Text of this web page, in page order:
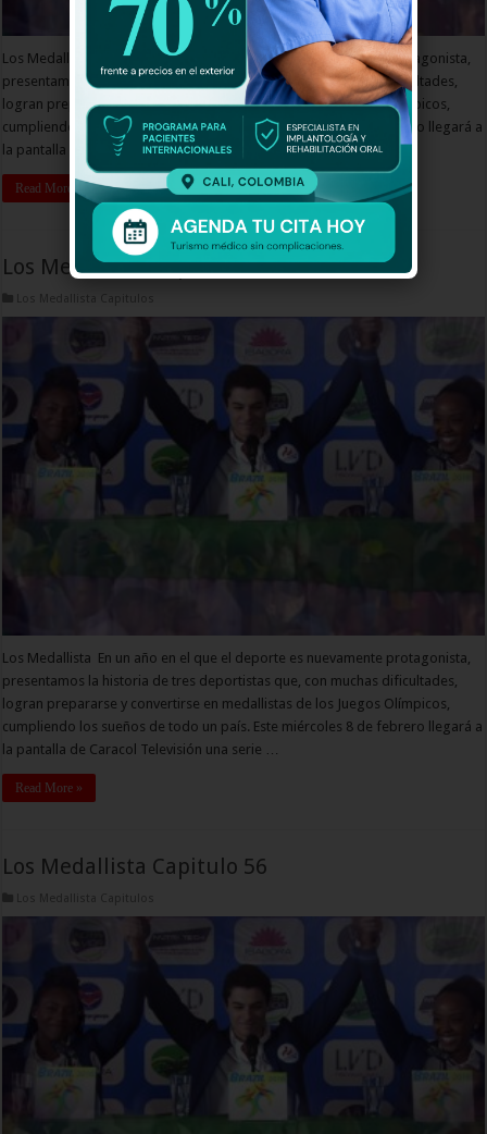
Los Medallista En un año en el que el deporte es nuevamente protagonista,
presentamos la historia de tres deportistas que, con muchas dificultades,
logran prepararse y convertirse en medallistas de los Juegos Olímpicos,
cumpliendo los sueños de todo un país. Este miércoles 8 de febrero llegará a
la pantalla de Caracol Televisión una serie …
Read More »
Los Medallista Capitulo 57
Los Medallista Capitulos
Los Medallista En un año en el que el deporte es nuevamente protagonista,
presentamos la historia de tres deportistas que, con muchas dificultades,
logran prepararse y convertirse en medallistas de los Juegos Olímpicos,
cumpliendo los sueños de todo un país. Este miércoles 8 de febrero llegará a
la pantalla de Caracol Televisión una serie …
Read More »
Los Medallista Capitulo 56
Los Medallista Capitulos